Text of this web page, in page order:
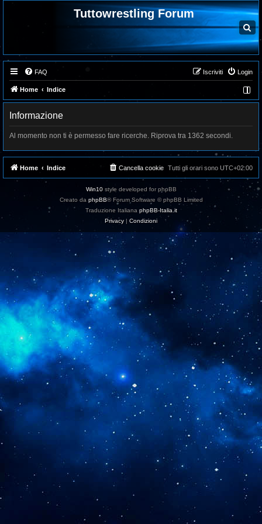
Tuttowrestling Forum
C
e
r
c
a
FAQ Login
Iscriviti
Home Indice
Informazione
Al momento non ti è permesso fare ricerche. Riprova tra 1362 secondi.
Home Indice Tutti gli orari sono UTC+02:00
Cancella cookie
Win10style developed for phpBB
Creato da phpBB® Forum Software © phpBB Limited
Traduzione Italiana phpBB-Italia.it
Privacy | Condizioni